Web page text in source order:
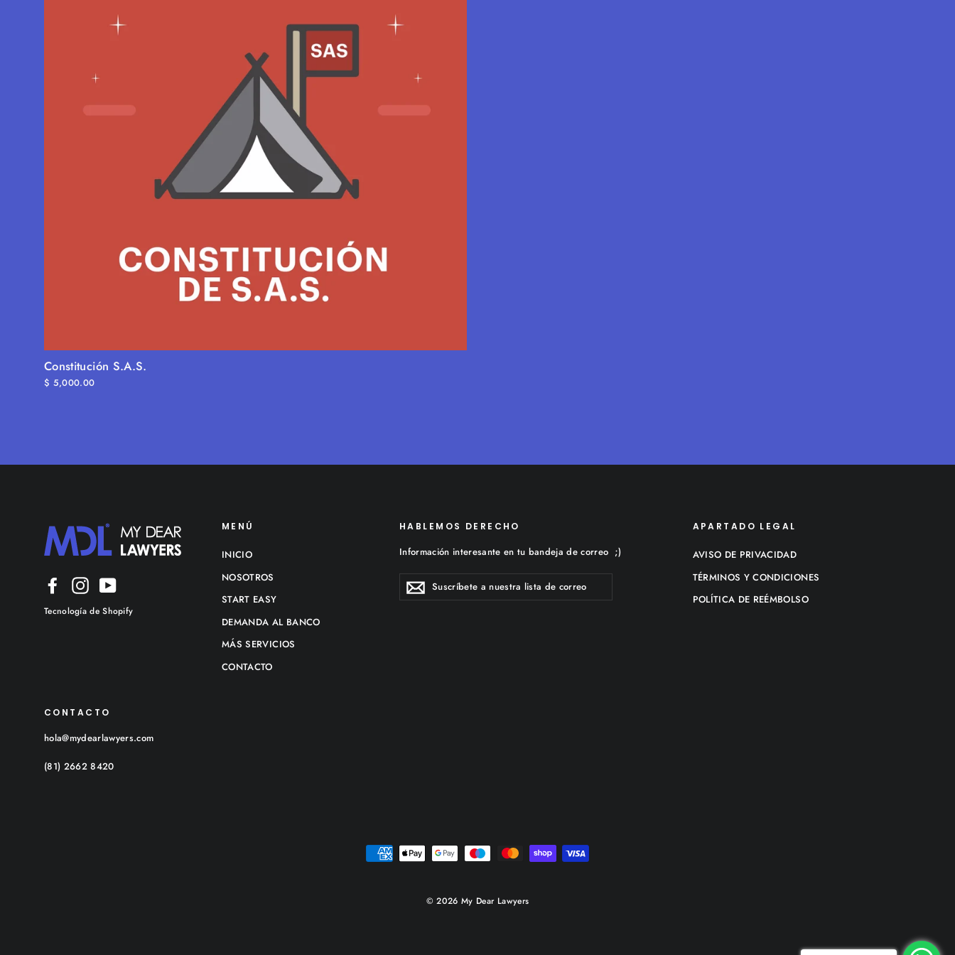
Constitución S.A.S.
$ 5,000.00
FacebookInstagram
Tecnología de Shopify
MENÚ
INICIO
NOSOTROS
START EASY
DEMANDA AL BANCO
MÁS SERVICIOS
CONTACTO
HABLEMOS DERECHO
Información interesante en tu bandeja de correo ;)
SUSCRÍBETE
NUESTRA
LISTA
Suscribir
APARTADO LEGAL
AVISO DE PRIVACIDAD
TÉRMINOS Y CONDICIONES
POLÍTICA DE REÉMBOLSO
CONTACTO
hola@mydearlawyers.com
(81) 2662 8420
© 2026 My Dear Lawyers